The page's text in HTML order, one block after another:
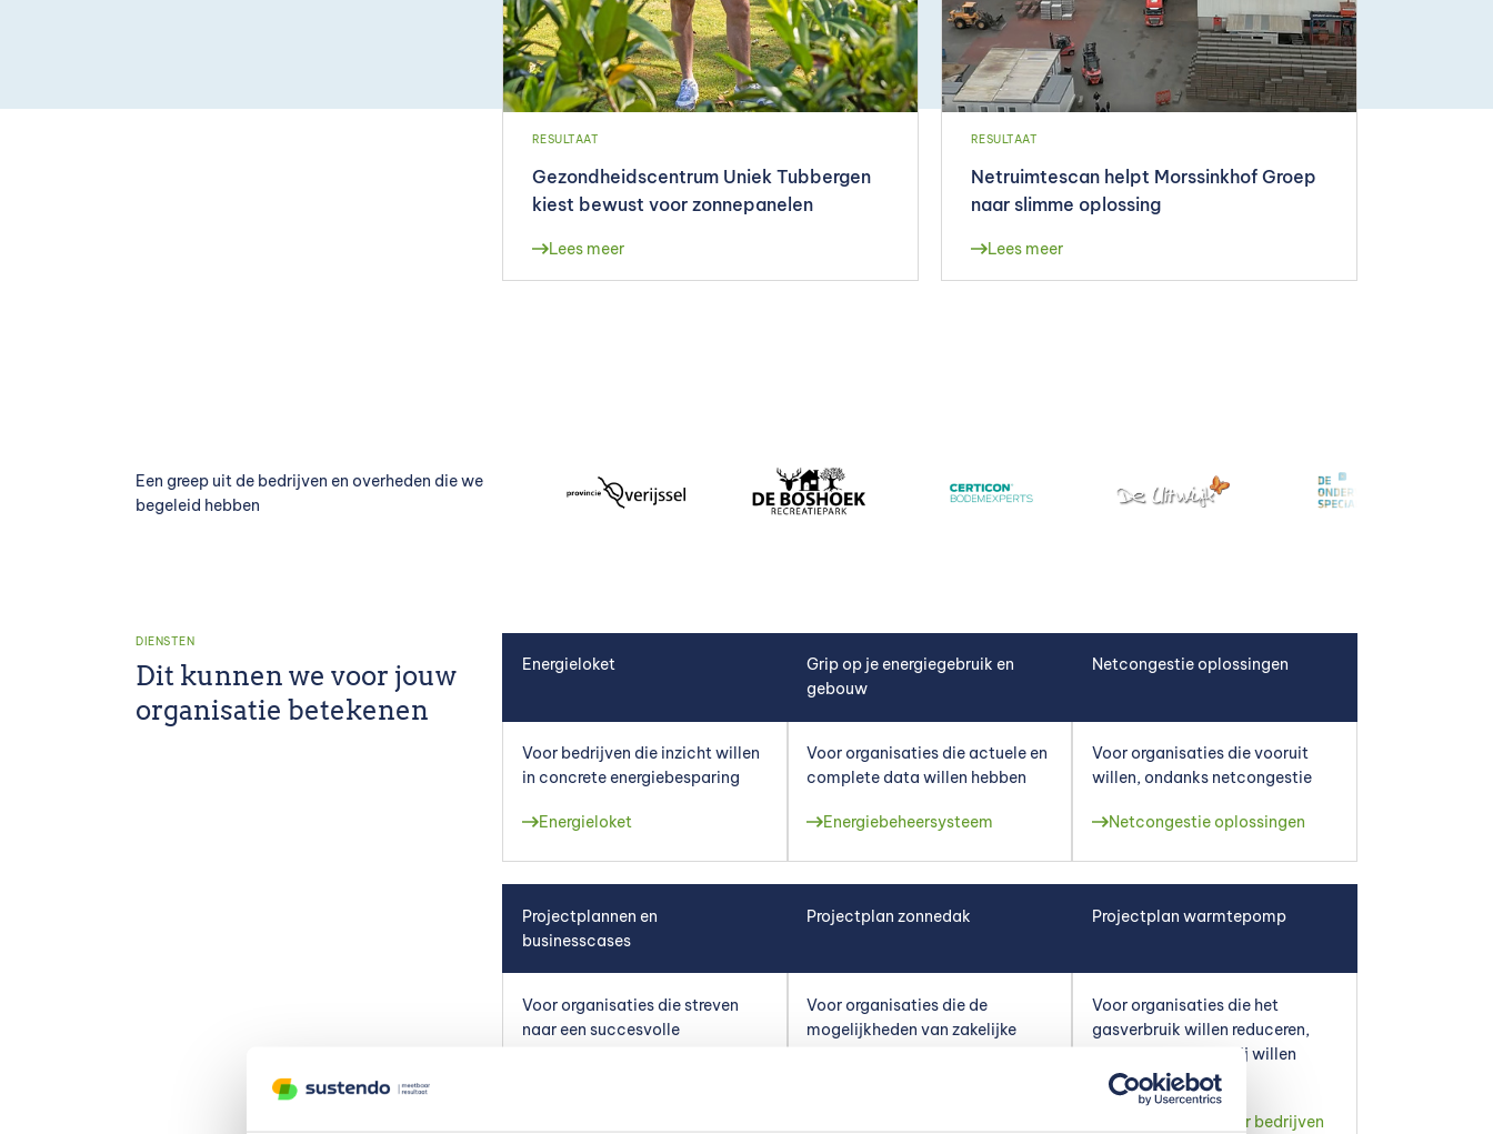
RESULTAAT
Gezondheidscentrum Uniek Tubbergen
kiest bewust voor zonnepanelen
Lees meer
RESULTAAT
Netruimtescan helpt Morssinkhof Groep
naar slimme oplossing
Lees meer
Een greep uit de bedrijven en overheden die we
begeleid hebben
DIENSTEN
Dit kunnen we voor jouw
organisatie betekenen
Energieloket
Voor bedrijven die inzicht willen
in concrete energiebesparing
Energieloket
Grip op je energiegebruik en
gebouw
Voor organisaties die actuele en
complete data willen hebben
Energiebeheersysteem
Netcongestie oplossingen
Voor organisaties die vooruit
willen, ondanks netcongestie
Netcongestie oplossingen
Projectplannen en
businesscases
Voor organisaties die streven
naar een succesvolle
Projectplan zonnedak
Voor organisaties die de
mogelijkheden van zakelijke
Projectplan warmtepomp
Voor organisaties die het
gasverbruik willen reduceren,
maar er wel warm bij willen
zitten
Warmtepomp voor bedrijven